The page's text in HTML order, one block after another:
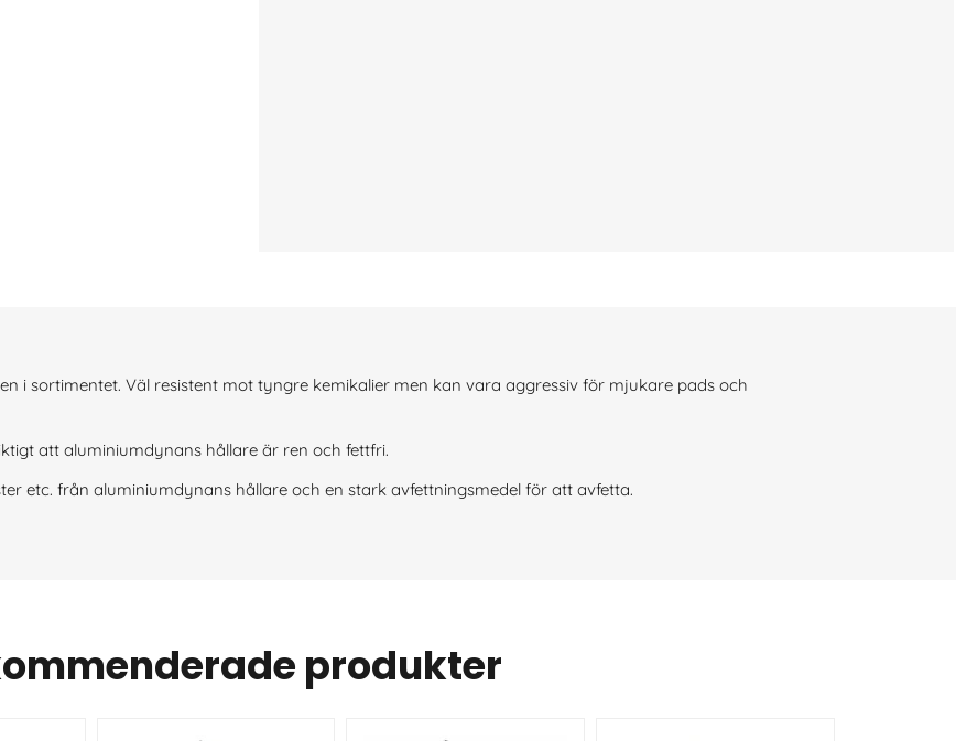
i sortimentet. Väl resistent mot tyngre kemikalier men kan vara aggressiv för mjukare pads och
att aluminiumdynans hållare är ren och fettfri.
etc. från aluminiumdynans hållare och en stark avfettningsmedel för att avfetta.
produkter